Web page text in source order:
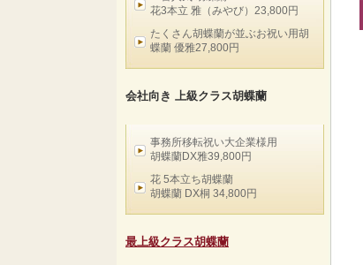
花3本立 雅（みやび）23,800円
たくさん胡蝶蘭が並ぶお祝い用胡
蝶蘭 優雅27,800円
会社向き 上級クラス胡蝶蘭
事務所移転祝い大企業様用
胡蝶蘭DX雅39,800円
花 5本立ち胡蝶蘭
胡蝶蘭 DX桐 34,800円
最上級クラス胡蝶蘭